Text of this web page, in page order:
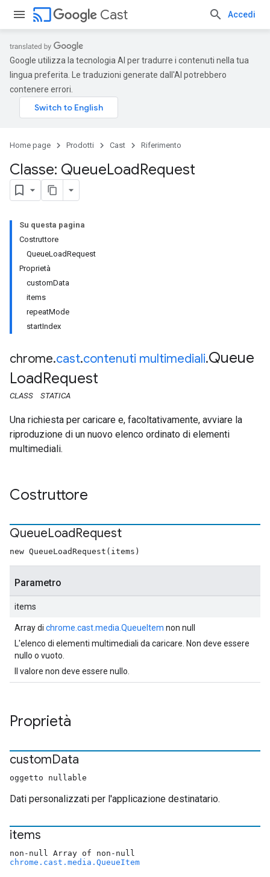
cast Cast Accedi
Google utilizza la tecnologia AI per tradurre i contenuti nella tua
lingua preferita. Le traduzioni generate dall'AI potrebbero
contenere errori.
Home page Prodotti Cast Riferimento
Classe: QueueLoadRequest
Su questa pagina
Costruttore
QueueLoadRequest
Proprietà
customData
items
repeatMode
startIndex
chrome.cast.contenuti multimediali.Queue
LoadRequest
CLASS STATICA
Una richiesta per caricare e, facoltativamente, avviare la
riproduzione di un nuovo elenco ordinato di elementi
multimediali.
Costruttore
QueueLoadRequest
new QueueLoadRequest(items)
Parametro
items
Array di chrome.cast.media.QueueItem non null
L'elenco di elementi multimediali da caricare. Non deve essere
nullo o vuoto.
Il valore non deve essere nullo.
Proprietà
customData
oggetto nullable
Dati personalizzati per l'applicazione destinatario.
items
non-null Array of non-null
chrome.cast.media.QueueItem